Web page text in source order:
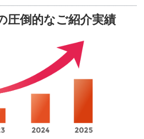
圧倒的なご紹介実績